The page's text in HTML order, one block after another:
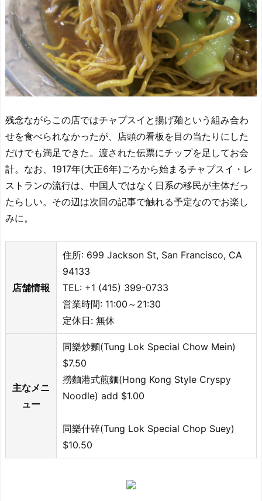
残念ながらこの店ではチャプスイと揚げ麺という組み合わ
せを食べられなかったが、店頭の看板を目の当たりにした
だけでも満足できた。渡された伝票にチップを足してお会
計。なお、1917年(大正6年)ごろから始まるチャプスイ・レ
ストランの流行は、中国人ではなく日系の移民が主体だっ
たらしい。その辺は次回の記事で触れる予定なのでお楽し
みに。
店舗情報
住所: 699 Jackson St, San Francisco, CA
94133
TEL: +1 (415) 399-0733
営業時間: 11:00～21:30
定休日: 無休
主なメニ
ュー
同樂炒麵(Tung Lok Special Chow Mein)
$7.50
撈麵港式煎麵(Hong Kong Style Cryspy
Noodle) add $1.00
同樂什碎(Tung Lok Special Chop Suey)
$10.50